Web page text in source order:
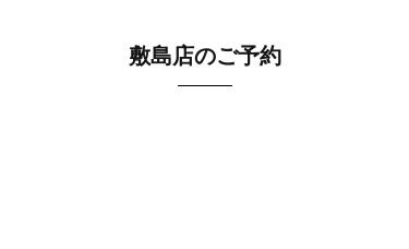
敷島店のご予約